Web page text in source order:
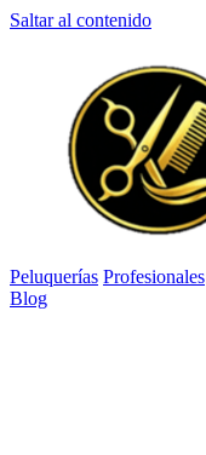
Saltar al contenido
Peluquerías Profesionales
Blog